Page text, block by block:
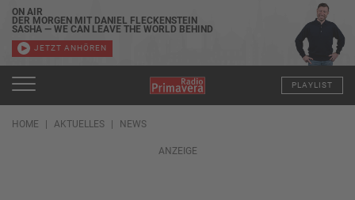
ON AIR
DER MORGEN MIT DANIEL FLECKENSTEIN
SASHA — WE CAN LEAVE THE WORLD BEHIND
JETZT ANHÖREN
PLAYLIST
HOME AKTUELLES NEWS
ANZEIGE